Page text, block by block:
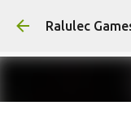
Pular
Ralulec